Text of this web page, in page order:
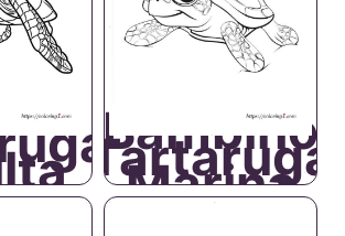
Bambino
Tartaruga
Marina